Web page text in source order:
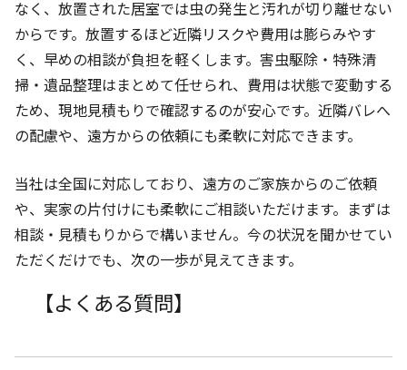
なく、放置された居室では虫の発生と汚れが切り離せない
からです。放置するほど近隣リスクや費用は膨らみやす
く、早めの相談が負担を軽くします。害虫駆除・特殊清
掃・遺品整理はまとめて任せられ、費用は状態で変動する
ため、現地見積もりで確認するのが安心です。近隣バレへ
の配慮や、遠方からの依頼にも柔軟に対応できます。
当社は全国に対応しており、遠方のご家族からのご依頼
や、実家の片付けにも柔軟にご相談いただけます。まずは
相談・見積もりからで構いません。今の状況を聞かせてい
ただくだけでも、次の一歩が見えてきます。
【よくある質問】